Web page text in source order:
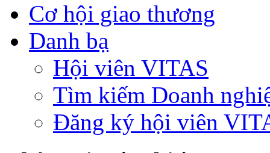
Cơ hội giao thương
Danh bạ
Hội viên VITAS
Tìm kiếm Doanh
Đăng ký hội viên